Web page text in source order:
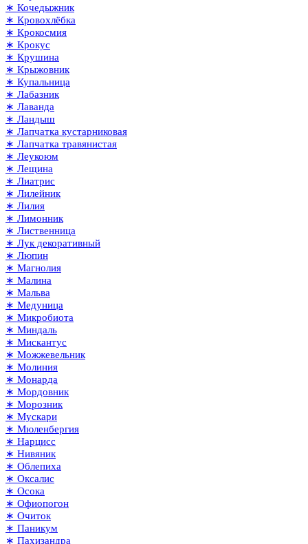
∗ Кочедыжник
∗ Кровохлёбка
∗ Крокосмия
∗ Крокус
∗ Крушина
∗ Крыжовник
∗ Купальница
∗ Лабазник
∗ Лаванда
∗ Ландыш
∗ Лапчатка кустарниковая
∗ Лапчатка травянистая
∗ Леукоюм
∗ Лещина
∗ Лиатрис
∗ Лилейник
∗ Лилия
∗ Лимонник
∗ Лиственница
∗ Лук декоративный
∗ Люпин
∗ Магнолия
∗ Малина
∗ Мальва
∗ Медуница
∗ Микробиота
∗ Миндаль
∗ Мискантус
∗ Можжевельник
∗ Молиния
∗ Монарда
∗ Мордовник
∗ Морозник
∗ Мускари
∗ Мюленбергия
∗ Нарцисс
∗ Нивяник
∗ Облепиха
∗ Оксалис
∗ Осока
∗ Офиопогон
∗ Очиток
∗ Паникум
∗ Пахизандра